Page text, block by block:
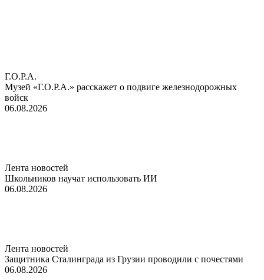
Г.О.Р.А.
Музей «Г.О.Р.А.» расскажет о подвиге железнодорожных
войск
06.08.2026
Лента новостей
Школьников научат использовать ИИ
06.08.2026
Лента новостей
Защитника Сталинграда из Грузии проводили с почестями
06.08.2026